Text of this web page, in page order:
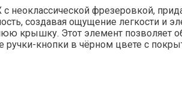
фрезеровкой,
создавая ощущение легкости и
крышку. Этот элемент
кнопки в чёрном цвете с